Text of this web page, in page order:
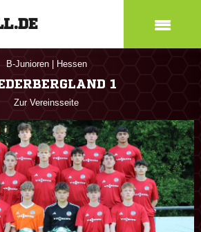
B-Junioren Hessen
1
Zur Vereinsseite